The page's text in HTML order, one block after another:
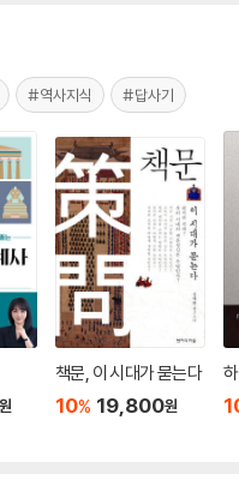
#역사지식 #답사기
원
책문, 이 시대가 묻는다
10% 19,800원